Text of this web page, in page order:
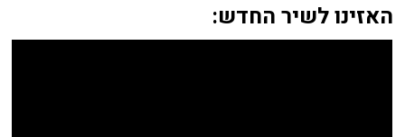
האזינו לשיר החדש: